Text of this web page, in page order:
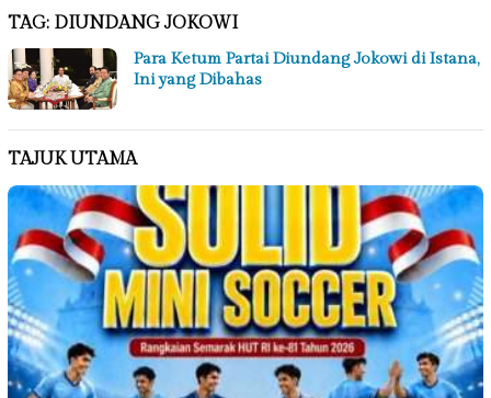
TAG: DIUNDANG JOKOWI
Para Ketum Partai Diundang Jokowi di Istana,
Ini yang Dibahas
TAJUK UTAMA